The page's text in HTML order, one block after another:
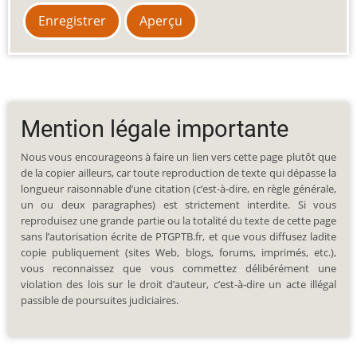
Mention légale importante
Nous vous encourageons à faire un lien vers cette page plutôt que
de la copier ailleurs, car toute reproduction de texte qui dépasse la
longueur raisonnable d’une citation (c’est-à-dire, en règle générale,
un ou deux paragraphes) est strictement interdite. Si vous
reproduisez une grande partie ou la totalité du texte de cette page
sans l’autorisation écrite de PTGPTB.fr, et que vous diffusez ladite
copie publiquement (sites Web, blogs, forums, imprimés, etc.),
vous reconnaissez que vous commettez délibérément une
violation des lois sur le droit d’auteur, c’est-à-dire un acte illégal
passible de poursuites judiciaires.